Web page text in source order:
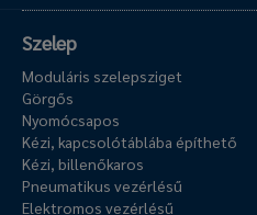
Szelep
Moduláris szelepsziget
Görgős
Nyomócsapos
Kézi, kapcsolótáblába építhető
Kézi, billenőkaros
Pneumatikus vezérlésű
Elektromos vezérlésű